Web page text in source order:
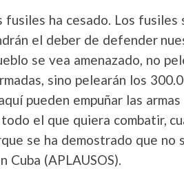
ha cesado. Los fusiles
el deber de defender
se vea amenazado, no
sino pelearán los
pueden empuñar las armas
el que quiera combatir,
se ha demostrado que no
Cuba (APLAUSOS).